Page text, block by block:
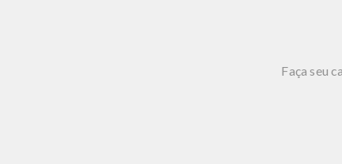
Faça seu